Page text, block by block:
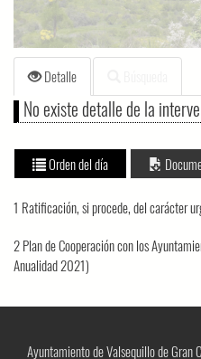
Detalle
No existe detalle de la
Orden del día
1 Ratificación, si procede, del carácter
2 Plan de Cooperación con los
Anualidad 2021)
Ayuntamiento de Valsequillo de Gran